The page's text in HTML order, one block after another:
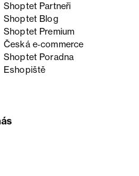
Shoptet Partneři
Shoptet Blog
Shoptet Premium
Česká e‑commerce
Shoptet Poradna
Eshopiště